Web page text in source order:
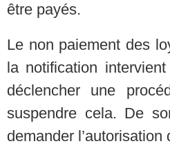
être payés.
Le non paiement des
la notification
déclencher une
suspendre cela. De
demander